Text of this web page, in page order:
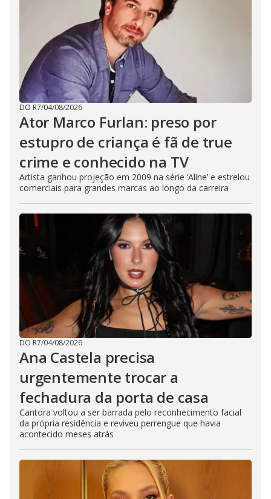
DO R7/04/08/2026
Ator Marco Furlan: preso por
estupro de criança é fã de true
crime e conhecido na TV
Artista ganhou projeção em 2009 na série ‘Aline’ e estrelou
comerciais para grandes marcas ao longo da carreira
DO R7/04/08/2026
Ana Castela precisa
urgentemente trocar a
fechadura da porta de casa
Cantora voltou a ser barrada pelo reconhecimento facial
da própria residência e reviveu perrengue que havia
acontecido meses atrás